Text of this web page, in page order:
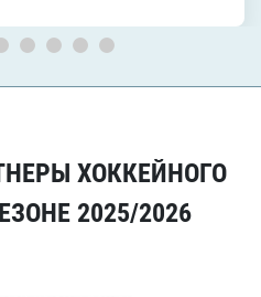
ХОККЕЙНОГО
2025/2026